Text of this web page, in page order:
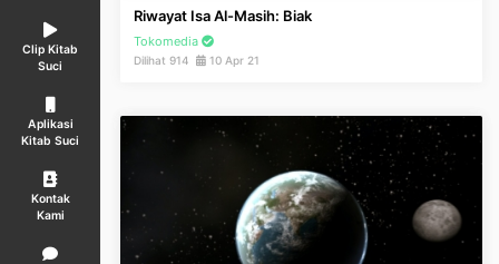
Clip Kitab
Suci
Aplikasi
Kitab Suci
Kontak
Kami
Riwayat Isa Al-Masih: Biak
Tokomedia
Dilihat 914 10 Apr 21